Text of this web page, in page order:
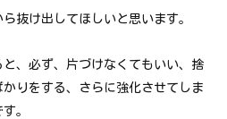
抜け出してほしいと思います。
、必ず、片づけなくてもいい、捨
りをする、さらに強化させてしま
。